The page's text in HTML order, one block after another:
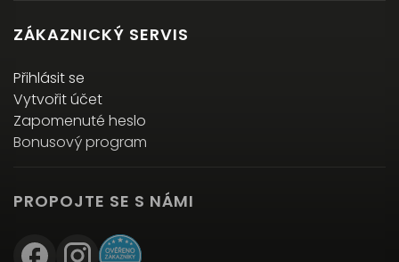
ZÁKAZNICKÝ SERVIS
Přihlásit se
Vytvořit účet
Zapomenuté heslo
Bonusový program
PROPOJTE SE S NÁMI